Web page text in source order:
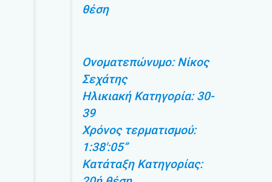
θέση
Ονοματεπώνυμο: Νίκος
Σεχάτης
Ηλικιακή Κατηγορία: 30-
39
Χρόνος τερματισμού:
1:38′:05”
Κατάταξη Κατηγορίας: